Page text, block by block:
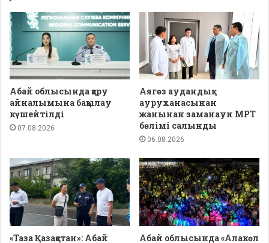
Абай облысында қару
айналымына бақылау
күшейтілді
07.08.2026
Аягөз аудандық
ауруханасынан
жанынан заманауи МРТ
бөлімі салынды
06.08.2026
«Таза Қазақстан»: Абай
Абай облысында «Алакөл